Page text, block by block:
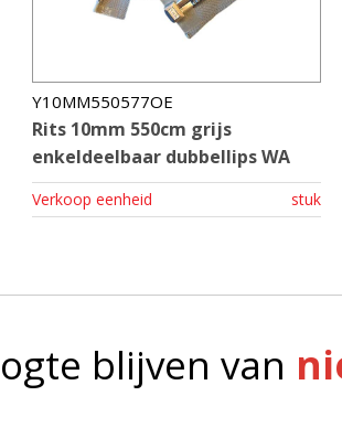
Y10MM550577OE
Rits 10mm 550cm grijs
enkeldeelbaar dubbellips WA
Verkoop eenheid stuk
blijven van